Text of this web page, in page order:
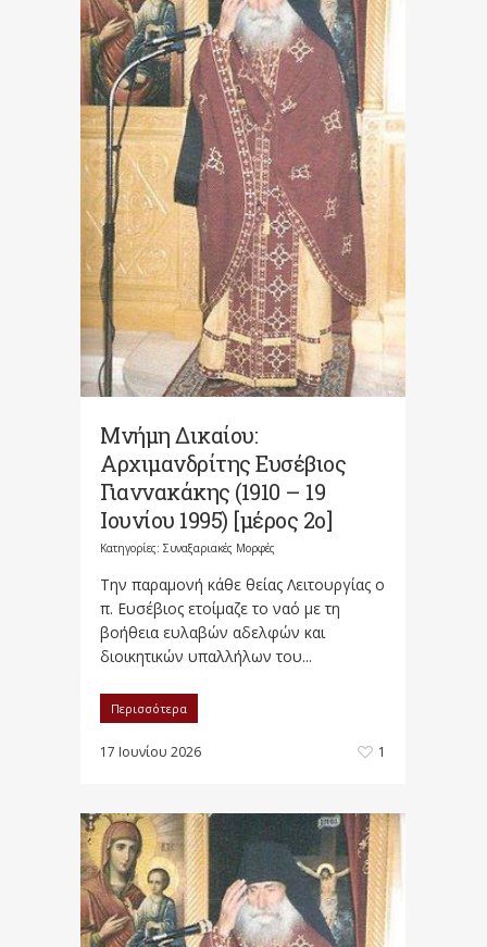
Μνήμη Δικαίου:
Αρχιμανδρίτης Ευσέβιος
Γιαννακάκης (1910 – 19
Ιουνίου 1995) [μέρος 2ο]
Κατηγορίες: Συναξαριακές Μορφές
Την παραμονή κάθε θείας Λειτουργίας ο
π. Ευσέβιος ετοίμαζε το ναό με τη
βοήθεια ευλαβών αδελφών και
διοικητικών υπαλλήλων του...
Περισσότερα
17 Ιουνίου 2026 1